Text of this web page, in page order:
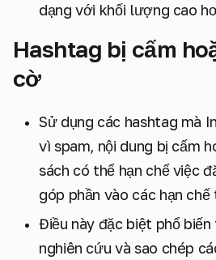
dạng với khối lượng cao
Hashtag bị cấm
cờ
Sử dụng các hashtag mà
vì spam, nội dung bị cấm
sách có thể hạn chế việc
góp phần vào các hạn
Điều này đặc biệt phổ
nghiên cứu và sao chép